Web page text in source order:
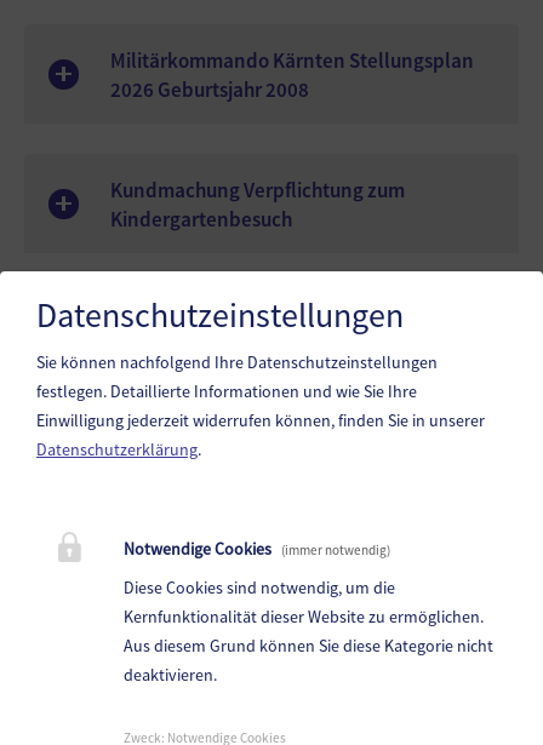
Militärkommando Kärnten Stellungsplan
2026 Geburtsjahr 2008
Kundmachung Verpflichtung zum
Kindergartenbesuch
Ständige Kundmachung gemäß § 13 AVG
Telefon:+43 4359/2221-0
Fax: +43 4359/2221-24
E-Mail:reichenfels@ktn.gde.at
Heute,8:00 - 12:00 Uhr
Datenschutzeinstellungen
Sie können nachfolgend Ihre Datenschutzeinstellungen
festlegen. Detaillierte Informationen und wie Sie Ihre
Einwilligung jederzeit widerrufen können, finden Sie in unserer
Datenschutzerklärung.
Notwendige Cookies (immer notwendig)
Diese Cookies sind notwendig, um die
Kernfunktionalität dieser Website zu ermöglichen.
Aus diesem Grund können Sie diese Kategorie nicht
deaktivieren.
Zweck: Notwendige Cookies